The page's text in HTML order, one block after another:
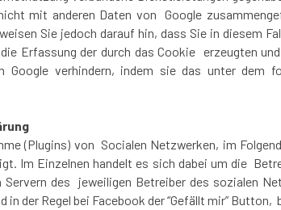
mit anderen Daten von Google
Sie jedoch darauf hin, dass Sie in diesem
Erfassung der durch das Cookie erzeugten
Google verhindern, indem sie das unter dem
(Plugins) von Socialen Netzwerken, im
Im Einzelnen handelt es sich dabei um die
Servern des jeweiligen Betreiber des sozialen
der Regel bei Facebook der “Gefällt mir”